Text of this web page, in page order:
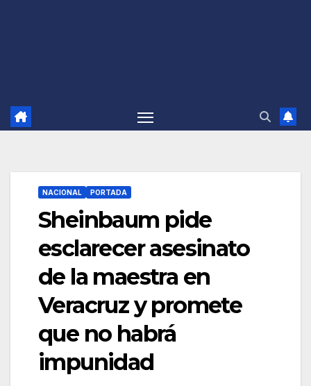
NACIONAL PORTADA
Sheinbaum pide
esclarecer asesinato
de la maestra en
Veracruz y promete
que no habrá
impunidad